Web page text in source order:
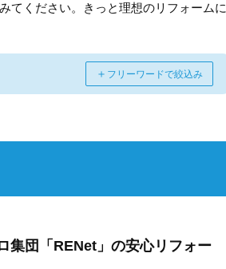
てください。きっと理想のリフォームに
＋ フリーワードで絞込み
集団「RENet」の安心リフォー